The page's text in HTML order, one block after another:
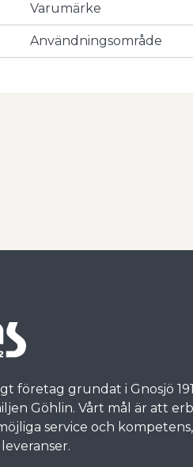
Varumärke
Användningsområde
företag grundat i Gnosjö
Göhlin. Vårt mål är att
service och